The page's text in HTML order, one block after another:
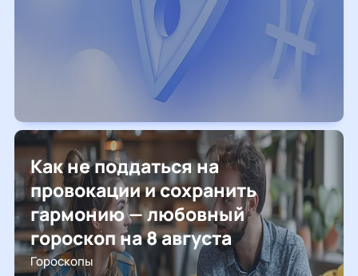
Как не поддаться на
провокации и сохранить
гармонию — любовный
гороскоп на 8 августа
Гороскопы